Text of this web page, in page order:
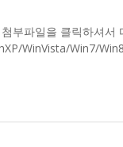
부파일을 클릭하셔서
WinVista/Win7/